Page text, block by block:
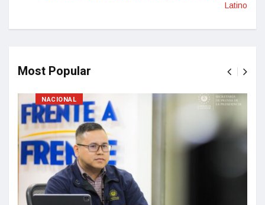
Latino
Most Popular
NACIONAL